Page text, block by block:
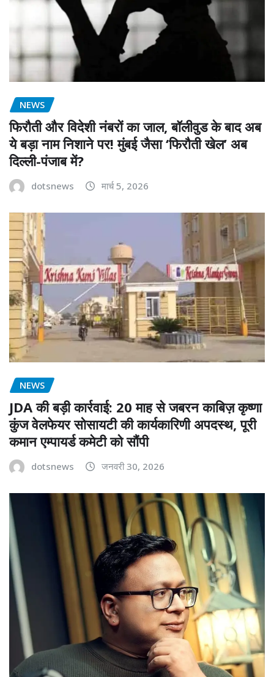
NEWS
फिरौती और विदेशी नंबरों का जाल, बॉलीवुड के बाद अब
ये बड़ा नाम निशाने पर! मुंबई जैसा ‘फिरौती खेल’ अब
दिल्ली-पंजाब में?
dotsnews मार्च 5, 2026
NEWS
JDA की बड़ी कार्रवाई: 20 माह से जबरन काबिज़ कृष्णा
कुंज वेलफेयर सोसायटी की कार्यकारिणी अपदस्थ, पूरी
कमान एम्पायर्ड कमेटी को सौंपी
dotsnews जनवरी 30, 2026